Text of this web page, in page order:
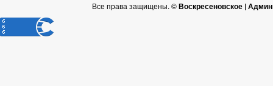
Все права защищены. ©Воскресеновское |